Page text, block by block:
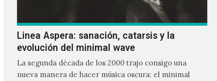
Linea Aspera: sanación, catarsis y la
evolución del minimal wave
La segunda década de los 2000 trajo consigo una
nueva manera de hacer música oscura: el minimal